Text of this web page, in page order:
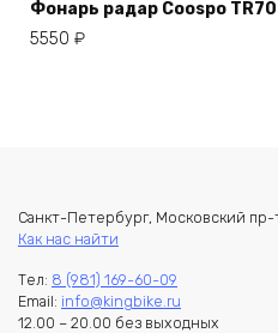
Фонарь радар Coospo TR70
5550 ₽
Санкт-Петербург, Московский пр-
Как нас найти
Тел: 8 (981) 169-60-09
Email: info@kingbike.ru
12.00 – 20.00 без выходных